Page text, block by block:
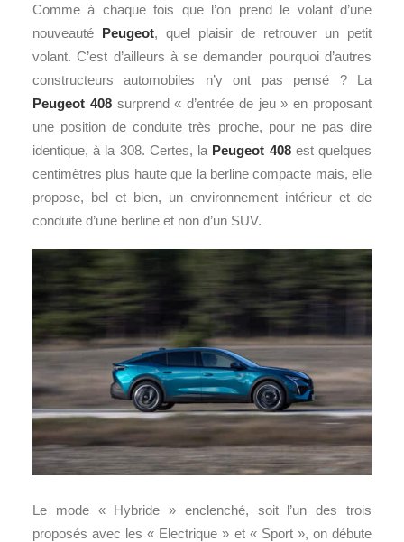
Comme à chaque fois que l’on prend le volant d’une
nouveauté Peugeot, quel plaisir de retrouver un petit
volant. C’est d’ailleurs à se demander pourquoi d’autres
constructeurs automobiles n’y ont pas pensé ? La
Peugeot 408surprend « d’entrée de jeu » en proposant
une position de conduite très proche, pour ne pas dire
identique, à la 308. Certes, la Peugeot 408est quelques
centimètres plus haute que la berline compacte mais, elle
propose, bel et bien, un environnement intérieur et de
conduite d’une berline et non d’un SUV.
Le mode « Hybride » enclenché, soit l’un des trois
proposés avec les « Electrique » et « Sport », on débute